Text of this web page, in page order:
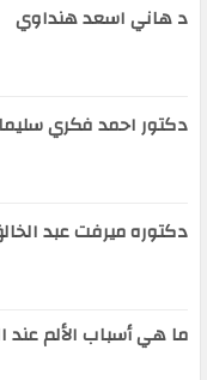
د هاني اسعد هنداوي
دكتور احمد فكري
دكتوره ميرفت عبد
ما هي أسباب الألم عند